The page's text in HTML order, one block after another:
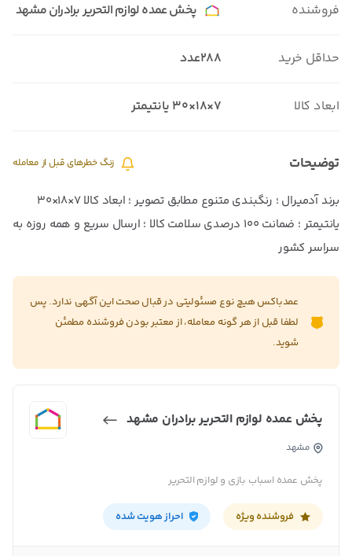
فروشنده پخش عمده لوازم التحریر برادران مشهد
حداقل خرید 288عدد
ابعاد کالا ۷×۱۸×۳۰ یانتیمتر
توضیحات زنگ خطرهای قبل از معامله
برند آدمیرال ؛ رنگبندی متنوع مطابق تصویر ؛ ابعاد کالا ۷×۱۸×۳۰
یانتیمتر ؛ ضمانت ۱۰۰ درصدی سلامت کالا ؛ ارسال سریع و همه روزه به
سراسر کشور
عمدباکس هیچ نوع مسئولیتی در قبال صحت این آگهی ندارد. پس
لطفا قبل از هر گونه معامله، از معتبر بودن فروشنده مطمئن
شوید.
پخش عمده لوازم التحریر برادران مشهد
مشهد
پخش عمده اسباب بازی و لوازم التحریر
فروشنده ویژه احراز هویت شده